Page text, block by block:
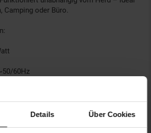
Details Über Cookies
Camping oder Büro.
60Hz
Thermostat